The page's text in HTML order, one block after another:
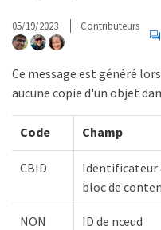
05/19/2023 Contributeurs
Ce message est généré
aucune copie d'un objet
Code Champ
CBID
Identificateur
bloc de
NON ID de nœud